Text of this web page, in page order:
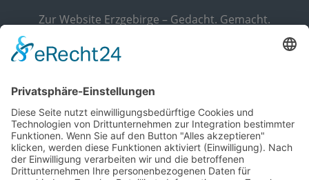
Zur Website Erzgebirge – Gedacht. Gemacht.
Kundenservice
+49 3733 / 55 07 300